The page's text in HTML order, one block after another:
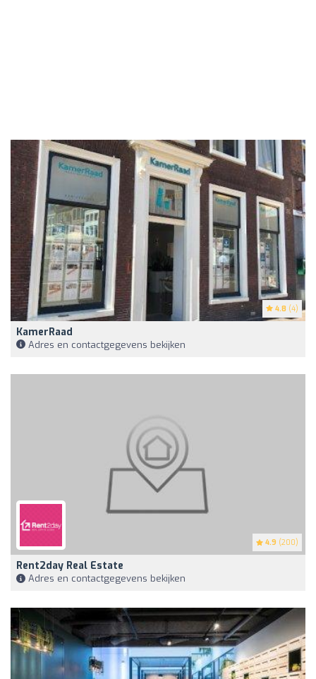
4.8 (4)
KamerRaad
Adres en contactgegevens bekijken
4.9 (200)
Rent2day Real Estate
Adres en contactgegevens bekijken